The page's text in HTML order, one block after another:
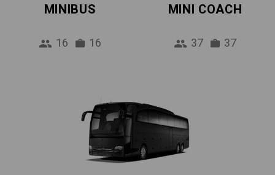
MINIBUS
16 16
MINI COACH
37 37